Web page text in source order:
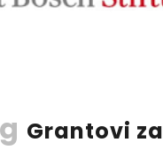
Grantovi za